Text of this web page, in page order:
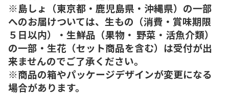
※島しょ（東京都・鹿児島県・沖縄県）の一部
へのお届けついては、生もの（消費・賞味期限
５日以内）・生鮮品（果物・ 野菜・活魚介類）
の一部・生花（セット商品を含む）は受付が出
来ませんのでご了承ください。
※商品の箱やパッケージデザインが変更になる
場合があります。